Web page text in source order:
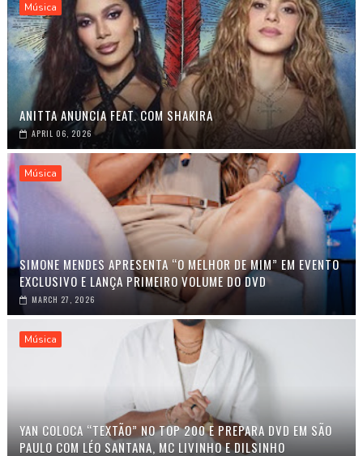
Música
ANITTA ANUNCIA FEAT. COM SHAKIRA
APRIL 06, 2026
Música
SIMONE MENDES APRESENTA “O MELHOR DE MIM” EM EVENTO
EXCLUSIVO E LANÇA PRIMEIRO VOLUME DO DVD
MARCH 27, 2026
Música
YAN COLOCA “TEXTÃO” NO TOP 200 E PREPARA DVD EM SÃO
PAULO COM LÉO SANTANA, MC LIVINHO E DILSINHO